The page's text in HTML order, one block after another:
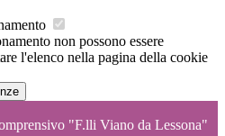
non possono essere
l'elenco nella pagina della cookie
"F.lli Viano da Lessona"